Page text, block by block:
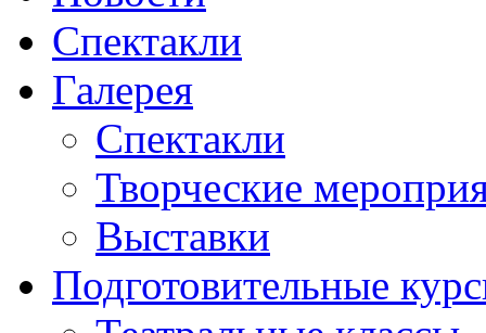
Спектакли
Галерея
Спектакли
Творческие
Выставки
Подготовительные